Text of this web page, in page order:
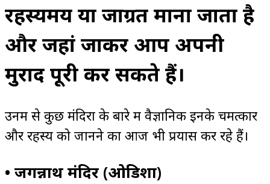
रहस्यमय या जाग्रत माना जाता है
और जहां जाकर आप अपनी
मुराद पूरी कर सकते हैं।
उनमें से कुछ मंदिरों के बारे में वैज्ञानिक इनके चमत्कार
और रहस्य को जानने का आज भी प्रयास कर रहे हैं।
• जगन्नाथ मंदिर (ओडिशा)